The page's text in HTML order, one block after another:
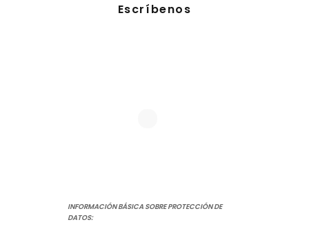
Escríbenos
INFORMACIÓN BÁSICA SOBRE PROTECCIÓN DE
DATOS: